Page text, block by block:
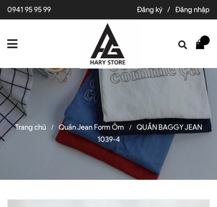
0941 95 95 99 Đăng ký / Đăng nhập
Trang chủ / Quần Jean Form Ôm /
QUẦN BAGGY JEAN
1039-4